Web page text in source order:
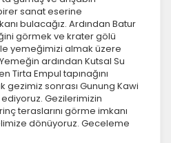
sanat eserine
bulacağız. Ardından Batur
görmek ve krater gölü
yemeğimizi almak üzere
ardından Kutsal Su
Tirta Empul tapınağını
gezimiz sonrası Gunung Kawi
ediyoruz. Gezilerimizin
teraslarını görme imkanı
dönüyoruz. Geceleme